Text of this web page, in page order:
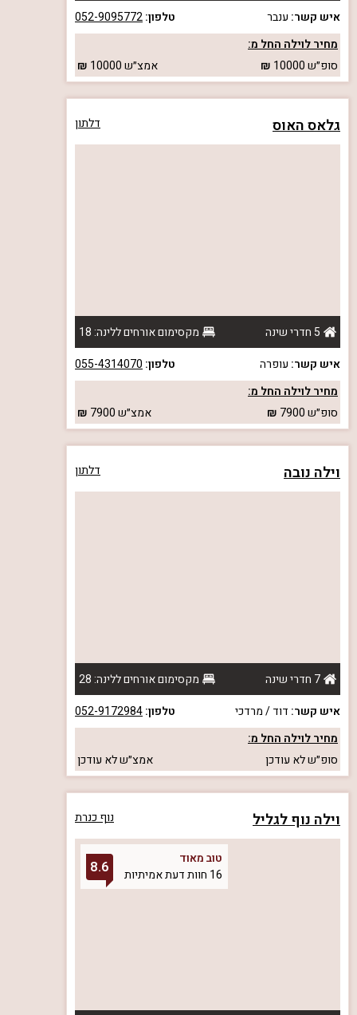
איש קשר: ענבר טלפון:052-9095772
מחיר לוילה החל מ:
סופ״ש10000 אמצ״ש10000
גלאס האוס דלתון
5 חדרי שינה
מקסימום אורחים ללינה: 18
איש קשר: עופרה טלפון: 055-4314070
מחיר לוילה החל מ:
סופ״ש7900 אמצ״ש7900
וילה נובה דלתון
7 חדרי שינה
מקסימום אורחים ללינה: 28
איש קשר: דוד / מרדכי טלפון:052-9172984
מחיר לוילה החל מ:
סופ״שלא עודכן אמצ״שלא עודכן
וילה נוף לגליל נוף כנרת
טוב מאוד
16 חוות דעת אמיתיות
8.6